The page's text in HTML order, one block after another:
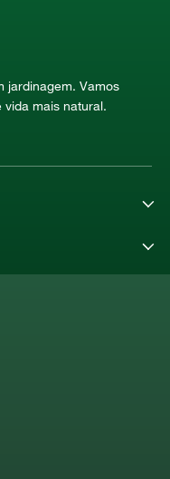
jardinagem. Vamos
mais natural.